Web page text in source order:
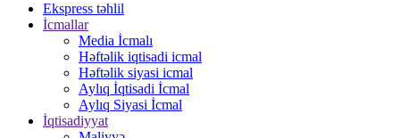
Ekspress təhlil
İcmallar
Media İcmalı
Həftəlik iqtisadi icmal
Həftəlik siyasi icmal
Aylıq İqtisadi İcmal
Aylıq Siyasi İcmal
İqtisadiyyat